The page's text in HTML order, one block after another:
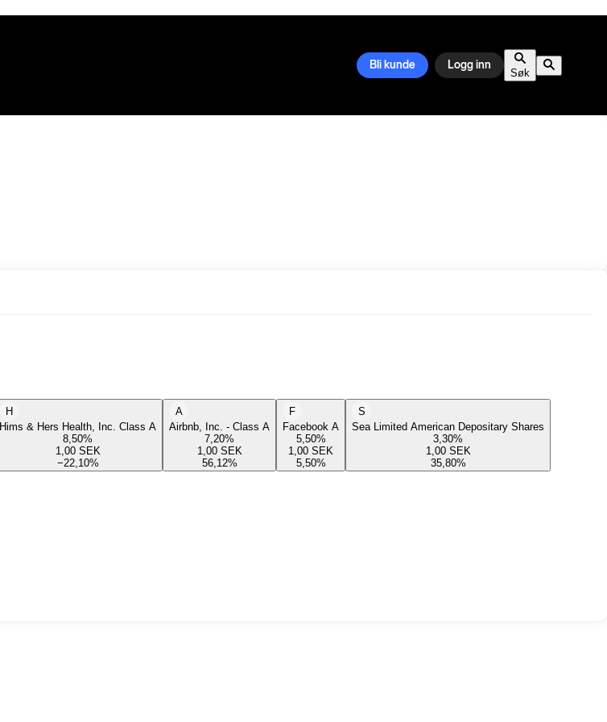
Bli kunde Logg inn
Søk
H
Hims & Hers Health, Inc. Class A
8,50%
1,00 SEK
−22,10%
A
Airbnb, Inc. - Class A
7,20%
1,00 SEK
56,12%
F
Facebook A
5,50%
1,00 SEK
5,50%
S
Sea Limited American Depositary Shares
3,30%
1,00 SEK
35,80%